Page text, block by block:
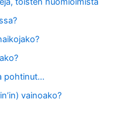
pohtinut…
vainoako?